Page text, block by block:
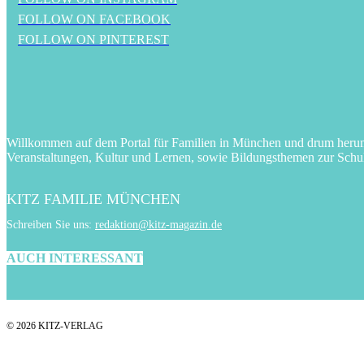
FOLLOW ON FACEBOOK
FOLLOW ON PINTEREST
Willkommen auf dem Portal für Familien in München und drum
Veranstaltungen, Kultur und Lernen, sowie Bildungsthemen zur
KITZ FAMILIE MÜNCHEN
Schreiben Sie uns: redaktion@kitz-magazin.de
AUCH INTERESSANT
© 2026 KITZ-VERLAG